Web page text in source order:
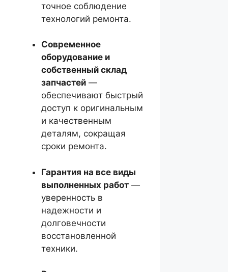
точное соблюдение
технологий ремонта.
Современное
оборудование и
собственный склад
запчастей —
обеспечивают быстрый
доступ к оригинальным
и качественным
деталям, сокращая
сроки ремонта.
Гарантия на все виды
выполненных работ —
уверенность в
надежности и
долговечности
восстановленной
техники.